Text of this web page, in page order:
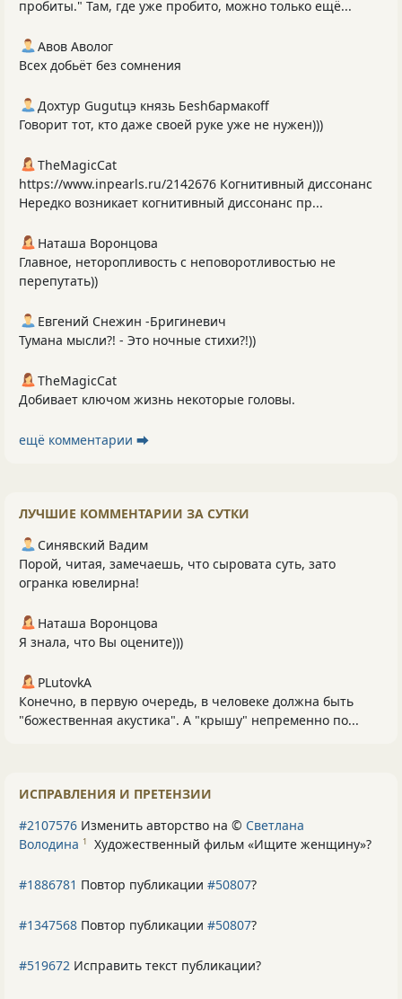
пробиты." Там, где уже пробито, можно только ещё...
Авов Аволог
Всех добьёт без сомнения
Дохтур Gugutцэ князь Беshбармакоff
Говорит тот, кто даже своей руке уже не нужен)))
TheMagicCat
https://www.inpearls.ru/2142676 Когнитивный диссонанс
Нередко возникает когнитивный диссонанс пр...
Наташа Воронцова
Главное, неторопливость с неповоротливостью не
перепутать))
Евгений Снежин -Бригиневич
Тумана мысли?! - Это ночные стихи?!))
TheMagicCat
Добивает ключом жизнь некоторые головы.
ещё комментарии ⮕
ЛУЧШИЕ КОММЕНТАРИИ ЗА СУТКИ
Синявский Вадим
Порой, читая, замечаешь, что сыровата суть, зато
огранка ювелирна!
Наташа Воронцова
Я знала, что Вы оцените)))
PLutоvkА
Конечно, в первую очередь, в человеке должна быть
"божественная акустика". А "крышу" непременно по...
ИСПРАВЛЕНИЯ И ПРЕТЕНЗИИ
#2107576 Изменить авторство на © Светлана
Володина 1 Художественный фильм «Ищите женщину»?
#1886781 Повтор публикации #50807?
#1347568 Повтор публикации #50807?
#519672 Исправить текст публикации?